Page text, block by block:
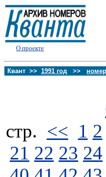
О проекте
Квант >> 1991 год >>
стp. << 1 2
21 22 23 24